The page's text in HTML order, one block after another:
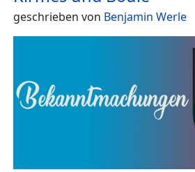
geschrieben von Benjamin Werle